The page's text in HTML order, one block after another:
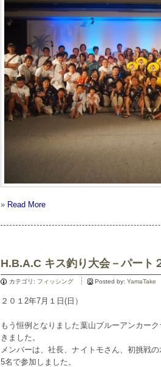
» Read More
H.B.A.C キス釣り大会－パート
カテゴリ: フィッシング Posted by: YamaTake
２０１2年7月１日(日）
もう恒例となりました葉山ブルーアンカー
きました。
メンバーは、社長、ナイトモさん、初挑戦
5名で参加しました。